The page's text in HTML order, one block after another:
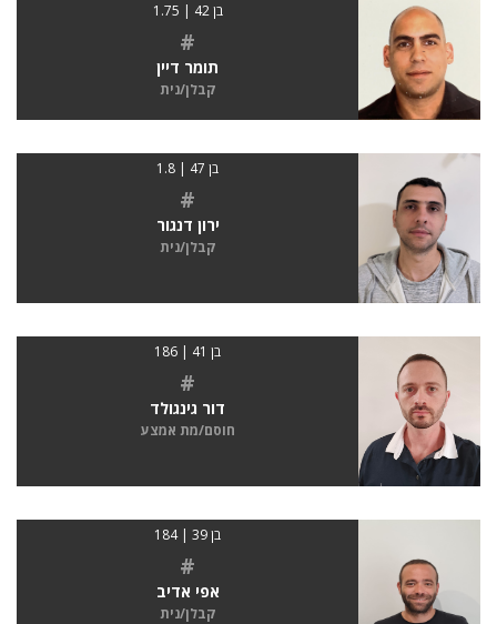
בן 42 | 1.75
#
תומר דיין
קבלן/נית
בן 47 | 1.8
#
ירון דנגור
קבלן/נית
בן 41 | 186
#
דור גינגולד
חוסם/מת אמצע
בן 39 | 184
#
אפי אדיב
קבלן/נית